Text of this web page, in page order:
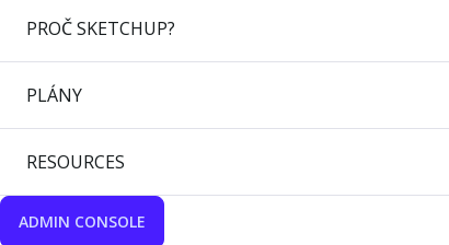
PROČ SKETCHUP?
PLÁNY
RESOURCES
ADMIN CONSOLE